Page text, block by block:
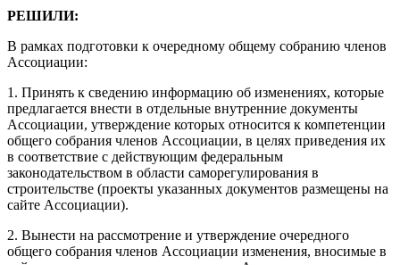
РЕШИЛИ:
В рамках подготовки к очередному общему собранию членов
Ассоциации:
1. Принять к сведению информацию об изменениях, которые
предлагается внести в отдельные внутренние документы
Ассоциации, утверждение которых относится к компетенции
общего собрания членов Ассоциации, в целях приведения их
в соответствие с действующим федеральным
законодательством в области саморегулирования в
строительстве (проекты указанных документов размещены на
сайте Ассоциации).
2. Вынести на рассмотрение и утверждение очередного
общего собрания членов Ассоциации изменения, вносимые в